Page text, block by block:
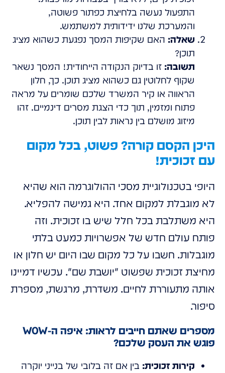
התפעול נעשה בלחיצת כפתור פשוטה,
והמערכת שלנו ידידותית למשתמש.
שאלה: האם שקיפות המסך נפגעת כשהוא מציג
תוכן?
תשובה: זו בדיוק הנקודה הייחודית! המסך נשאר
שקוף לחלוטין גם כשהוא מציג תוכן. כך, חלון
הראווה או קיר המשרד שלכם שומרים על מראה
פתוח ומזמין, תוך כדי הצגת מסרים דינמיים. זהו
מיזוג מושלם בין נראות לבין תוכן.
היכן הקסם קורה? פשוט, בכל מקום
עם זכוכית!
היופי בטכנולוגיית מסכי ההולוגרמה הוא שהיא
לא מוגבלת למקום אחד. היא גמישה להפליא.
היא משתלבת בכל חלל שיש בו זכוכית. וזה
פותח עולם חדש של אפשרויות כמעט בלתי
מוגבלות. חשבו על כל מקום שבו היום יש חלון או
מחיצת זכוכית שפשוט "יושבת שם". עכשיו דמיינו
אותה מתעוררת לחיים. משדרת, מרגשת, מספרת
סיפור.
מספרים שאתם חייבים לראות: איפה ה-WOW
פוגש את העסק שלכם?
קירות זכוכית: בין אם זה בלובי של בנייני יוקרה